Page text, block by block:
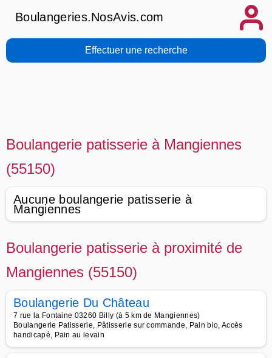
Boulangeries.NosAvis.com
Effectuer une recherche
Boulangerie patisserie à Mangiennes
(55150)
Aucune boulangerie patisserie à
Mangiennes
Boulangerie patisserie à proximité de
Mangiennes (55150)
Boulangerie Du Château
7 rue la Fontaine 03260 Billy (à 5 km de Mangiennes)
Boulangerie Patisserie, Pâtisserie sur commande, Pain bio, Accès
handicapé, Pain au levain